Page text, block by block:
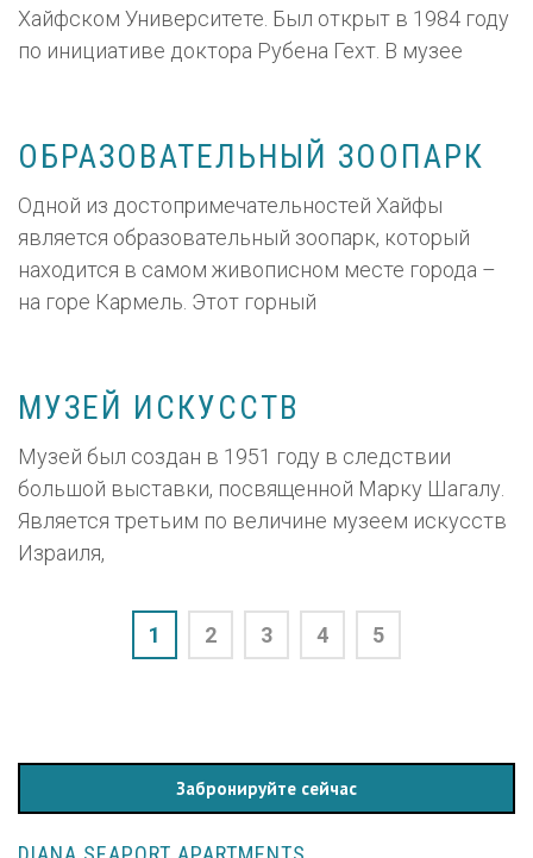
Хайфском Университете. Был открыт в 1984 году
по инициативе доктора Рубена Гехт. В музее
ОБРАЗОВАТЕЛЬНЫЙ ЗООПАРК
Одной из достопримечательностей Хайфы
является образовательный зоопарк, который
находится в самом живописном месте города –
на горе Кармель. Этот горный
МУЗЕЙ ИСКУССТВ
Музей был создан в 1951 году в следствии
большой выставки, посвященной Марку Шагалу.
Является третьим по величине музеем искусств
Израиля,
1 2 3 4 5
Забронируйте сейчас